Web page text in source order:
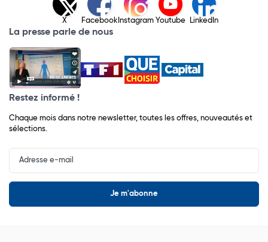
X Facebook Instagram Youtube LinkedIn
La presse parle de nous
Restez informé !
Chaque mois dans notre newsletter, toutes les offres, nouveautés et
sélections.
Input
Newsletter